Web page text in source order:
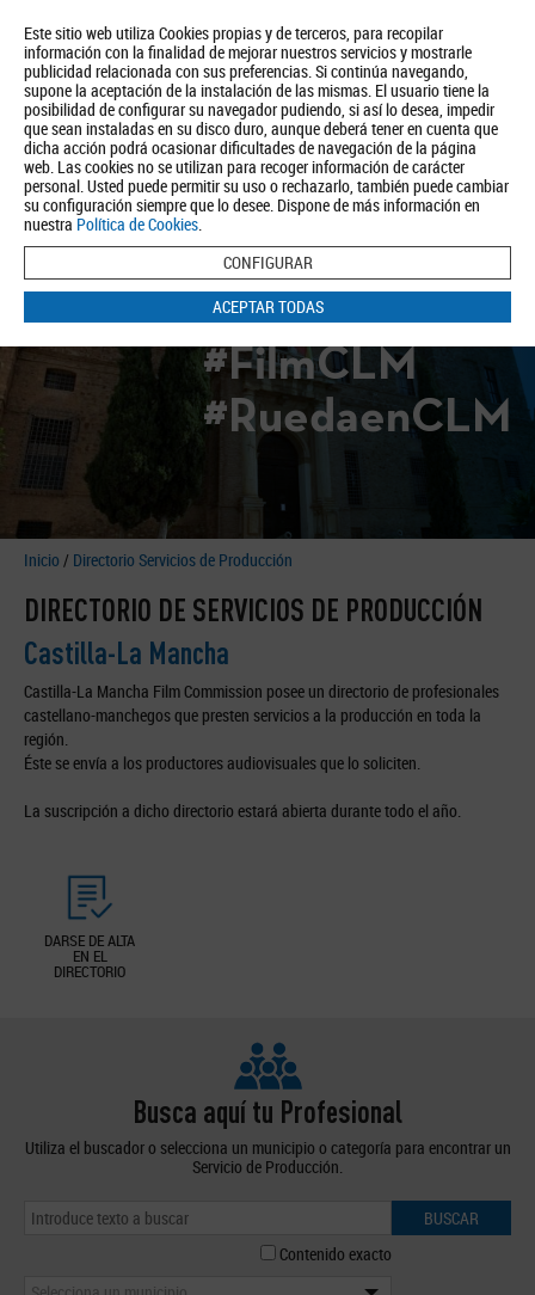
Este sitio web utiliza Cookies propias y de terceros, para recopilar
información con la finalidad de mejorar nuestros servicios y mostrarle
publicidad relacionada con sus preferencias. Si continúa navegando,
supone la aceptación de la instalación de las mismas. El usuario tiene la
posibilidad de configurar su navegador pudiendo, si así lo desea, impedir
que sean instaladas en su disco duro, aunque deberá tener en cuenta que
dicha acción podrá ocasionar dificultades de navegación de la página
web. Las cookies no se utilizan para recoger información de carácter
personal. Usted puede permitir su uso o rechazarlo, también puede cambiar
su configuración siempre que lo desee. Dispone de más información en
nuestra Política de Cookies.
CONFIGURAR
ACEPTAR TODAS
Quiénes somos Turismo Política de Privacidad Aviso Legal
Política de Cookies
BUSCAR
#FilmCLM
#RuedaenCLM
Inicio / Directorio Servicios de Producción
DIRECTORIO DE SERVICIOS DE PRODUCCIÓN
Castilla-La Mancha
Castilla-La Mancha Film Commission posee un directorio de profesionales
castellano-manchegos que presten servicios a la producción en toda la
región.
Éste se envía a los productores audiovisuales que lo soliciten.
La suscripción a dicho directorio estará abierta durante todo el año.
DARSE DE ALTA
EN EL
DIRECTORIO
Busca aquí tu Profesional
Utiliza el buscador o selecciona un municipio o categoría para encontrar un
Servicio de Producción.
BUSCAR
Contenido exacto